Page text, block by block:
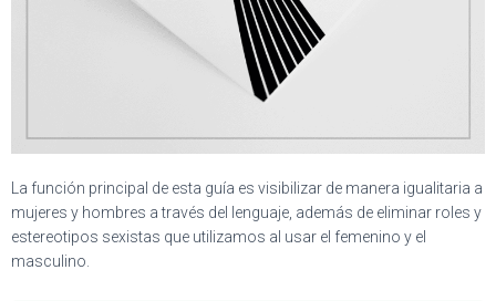
La función principal de esta guía es visibilizar de manera igualitaria a
mujeres y hombres a través del lenguaje, además de eliminar roles y
estereotipos sexistas que utilizamos al usar el femenino y el
masculino.